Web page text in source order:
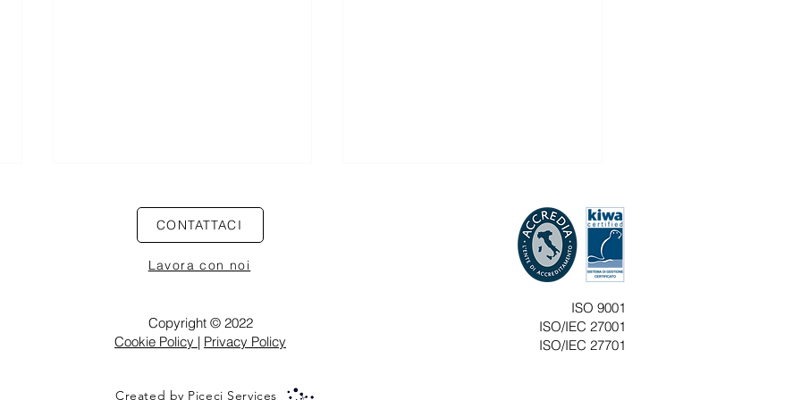
all’occupazione
maggio è entrato in vigore il
detta disposizioni urgenti in
materia di salario giusto, di
maternità/paternità dopo il
Notizia Flash n. 16/2026 L’Inps,
con messaggio n. 1343 del 21
CONTATTACI
Lavora con noi
Copyright © 2022
Cookie Policy | Privacy Policy
Created by Piceci Services
ISO 9001
ISO/IEC 27001
ISO/IEC 27701